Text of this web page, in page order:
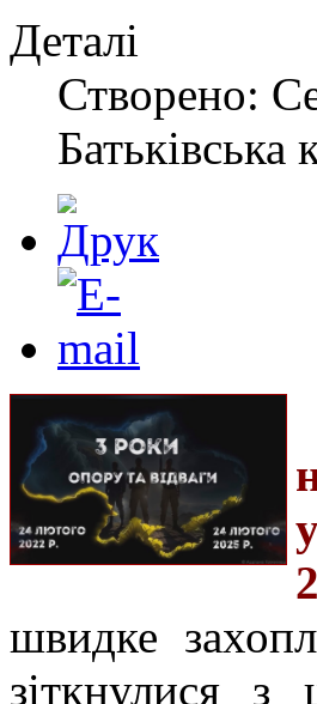
Деталі
Створено:
Батьківська
швидке
зіткнулися з